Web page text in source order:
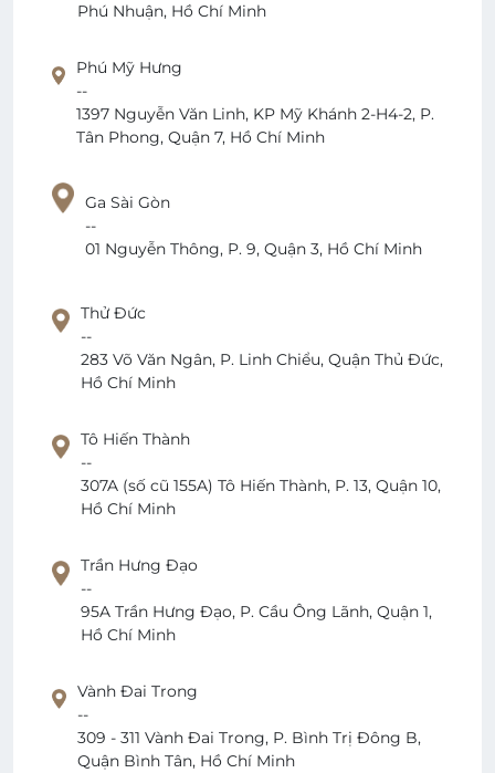
Phú Nhuận, Hồ Chí Minh
Phú Mỹ Hưng
--
1397 Nguyễn Văn Linh, KP Mỹ Khánh 2-H4-2, P.
Tân Phong, Quận 7, Hồ Chí Minh
Ga Sài Gòn
--
01 Nguyễn Thông, P. 9, Quận 3, Hồ Chí Minh
Thử Đức
--
283 Võ Văn Ngân, P. Linh Chiểu, Quận Thủ Đức,
Hồ Chí Minh
Tô Hiến Thành
--
307A (số cũ 155A) Tô Hiến Thành, P. 13, Quận 10,
Hồ Chí Minh
Trần Hưng Đạo
--
95A Trần Hưng Đạo, P. Cầu Ông Lãnh, Quận 1,
Hồ Chí Minh
Vành Đai Trong
--
309 - 311 Vành Đai Trong, P. Bình Trị Đông B,
Quận Bình Tân, Hồ Chí Minh